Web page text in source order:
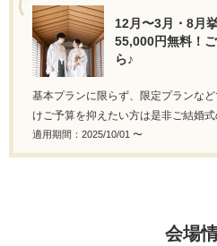
12月〜3月・8月
55,000円無料！
ら♪
基本プランに限らず、限定プランな
けご予算を抑えたい方は是非ご結婚
適用期間：2025/10/01 〜
会場